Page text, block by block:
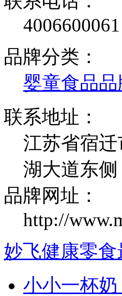
4006600061
品牌分类：
婴童食品品
联系地址：
江苏省宿
湖大道东侧
品牌网址：
http://
妙飞健康零
小小一杯